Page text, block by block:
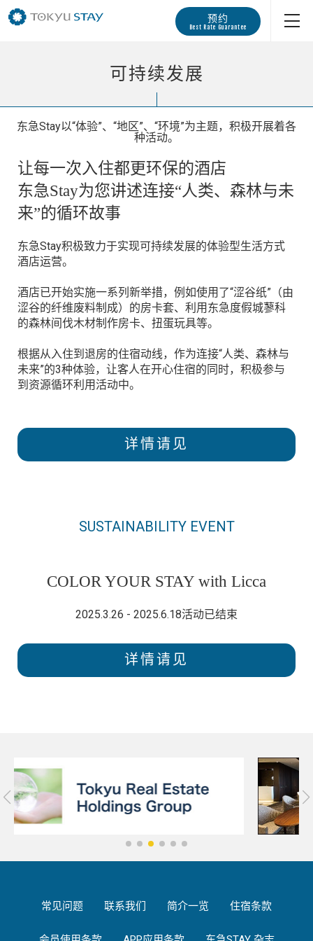
预约
Best Rate Guarantee
可持续发展
东急Stay以“体验”、“地区”、“环境”为主题，积极开展着各
种活动。
让每一次入住都更环保的酒店
东急Stay为您讲述连接“人类、森林与未
来”的循环故事
东急Stay积极致力于实现可持续发展的体验型生活方式
酒店运营。
酒店已开始实施一系列新举措，例如使用了“涩谷纸”（由
涩谷的纤维废料制成）的房卡套、利用东急度假城蓼科
的森林间伐木材制作房卡、扭蛋玩具等。
根据从入住到退房的住宿动线，作为连接“人类、森林与
未来”的3种体验，让客人在开心住宿的同时，积极参与
到资源循环利用活动中。
详情请见
SUSTAINABILITY EVENT
COLOR YOUR STAY with Licca
2025.3.26 - 2025.6.18活动已结束
详情请见
常见问题 联系我们 简介一览 住宿条款